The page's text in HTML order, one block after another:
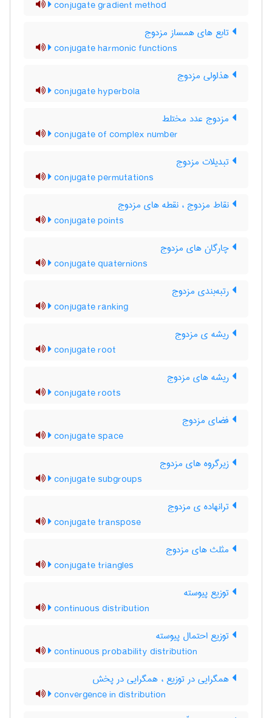
conjugate gradient method
تابع های همساز مزدوج
conjugate harmonic functions
هذلولی مزدوج
conjugate hyperbola
مزدوج عدد مختلط
conjugate of complex number
تبدیلات مزدوج
conjugate permutations
نقاط مزدوج ، نقطه های مزدوج
conjugate points
چارگان های مزدوج
conjugate quaternions
رتبه‌بندی مزدوج
conjugate ranking
ریشه ی مزدوج
conjugate root
ریشه های مزدوج
conjugate roots
فضای مزدوج
conjugate space
زیرگروه های مزدوج
conjugate subgroups
ترانهاده ی مزدوج
conjugate transpose
مثلث های مزدوج
conjugate triangles
توزیع پیوسته
continuous distribution
توزیع احتمال پیوسته
continuous probability distribution
همگرایی در توزیع ، همگرایی در پخش
convergence in distribution